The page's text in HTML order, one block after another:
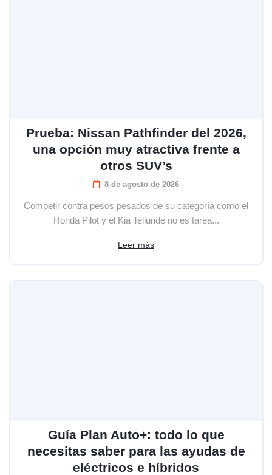
Prueba: Nissan Pathfinder del 2026,
una opción muy atractiva frente a
otros SUV’s
8 de agosto de 2026
Competir contra pesos pesados de su categoría como el
Honda Pilot y el Kia Telluride no es tarea...
Leer más
Guía Plan Auto+: todo lo que
necesitas saber para las ayudas de
eléctricos e híbridos